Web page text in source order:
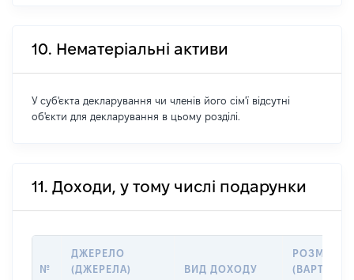
10. Нематеріальні активи
У суб'єкта декларування чи членів його сім'ї відсутні
об'єкти для декларування в цьому розділі.
11. Доходи, у тому числі подарунки
№
ДЖЕРЕЛО
(ДЖЕРЕЛА)
ВИД ДОХОДУ
РОЗМІР